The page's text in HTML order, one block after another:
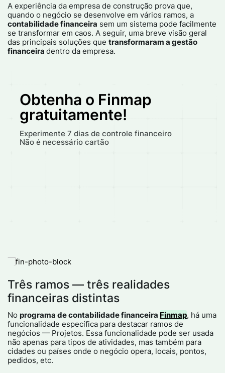
A experiência da empresa de construção prova que,
quando o negócio se desenvolve em vários ramos, a
contabilidade financeira sem um sistema pode facilmente
se transformar em caos. A seguir, uma breve visão geral
das principais soluções quetransformaram a gestão
financeiradentro da empresa.​
Obtenha o Finmap
gratuitamente!
Experimente 7 dias de controle financeiro
Não é necessário cartão
Três ramos — três realidades
financeiras distintas
No programa de contabilidade financeira Finmap, há uma
funcionalidade específica para destacar ramos de
negócios — Projetos. Essa funcionalidade pode ser usada
não apenas para tipos de atividades, mas também para
cidades ou países onde o negócio opera, locais, pontos,
pedidos, etc.​